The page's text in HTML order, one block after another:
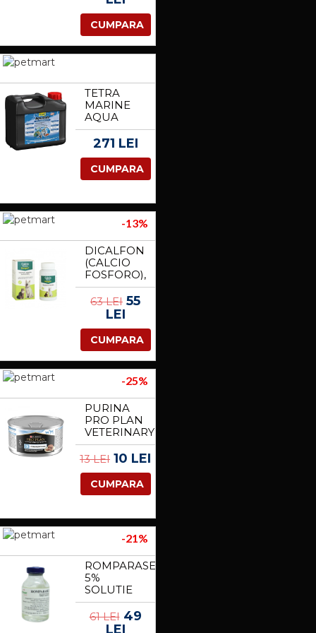
CUMPARA
TETRA
MARINE
AQUA
SAFE 5L
271 LEI
CUMPARA
-13%
DICALFON
(CALCIO
FOSFORO),
STANVET,
CAINI SI
PISICI, 100
TABLETE
63 LEI 55
LEI
CUMPARA
-25%
PURINA
PRO PLAN
VETERINARY
DIETS
CANINE &
CONVALESCENCE
MOUSSE,
13 LEI 10 LEI
CUMPARA
-21%
ROMPARASECT
5%
SOLUTIE
CONCENTRATA,
100 ML
61 LEI49
LEI